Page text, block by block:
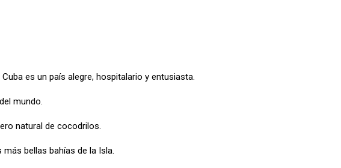
es un país alegre, hospitalario y entusiasta.
mundo.
natural de cocodrilos.
bellas bahías de la Isla.